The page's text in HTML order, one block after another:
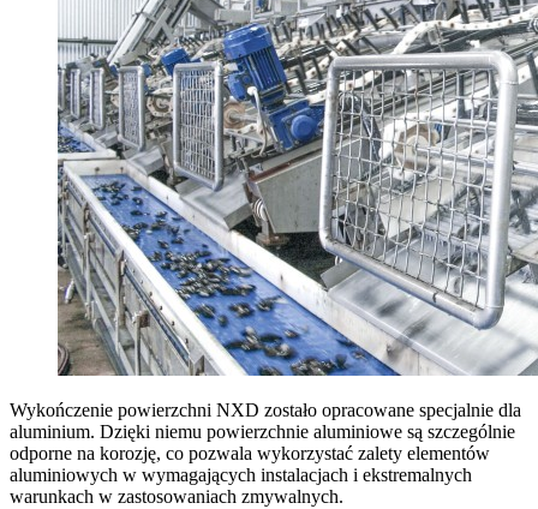
Wykończenie powierzchni NXD zostało opracowane specjalnie dla
aluminium. Dzięki niemu powierzchnie aluminiowe są szczególnie
odporne na korozję, co pozwala wykorzystać zalety elementów
aluminiowych w wymagających instalacjach i ekstremalnych
warunkach w zastosowaniach zmywalnych.